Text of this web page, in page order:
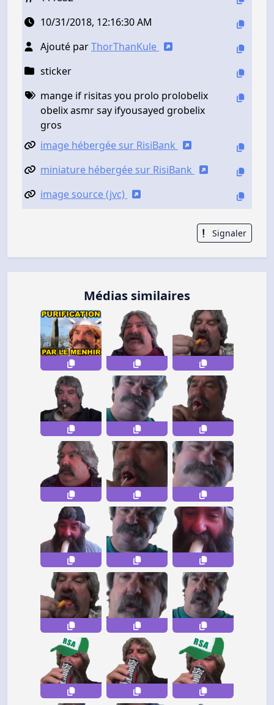
10/31/2018, 12:16:30 AM
Ajouté parThorThanKule
sticker
mange if risitas you prolo prolobelix
obelix asmr say ifyousayed grobelix
gros
image hébergée sur RisiBank
miniature hébergée sur RisiBank
image source (jvc)
Signaler
Médias similaires